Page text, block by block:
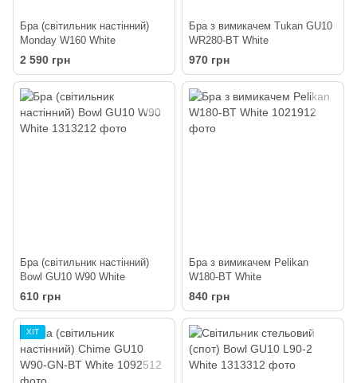
Бра (світильник настінний)
Monday W160 White
2 590 грн
Бра з вимикачем Tukan GU10
WR280-BT White
970 грн
Бра (світильник настінний)
Bowl GU10 W90 White
610 грн
Бра з вимикачем Pelikan
W180-BT White
840 грн
ХІТ